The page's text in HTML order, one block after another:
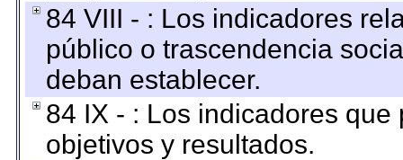
84 VIII - : Los indicadores
público o trascendencia
deban establecer.
84 IX - : Los indicadores
objetivos y resultados.